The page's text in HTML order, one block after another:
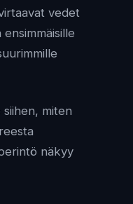
vedet
miten
näkyy